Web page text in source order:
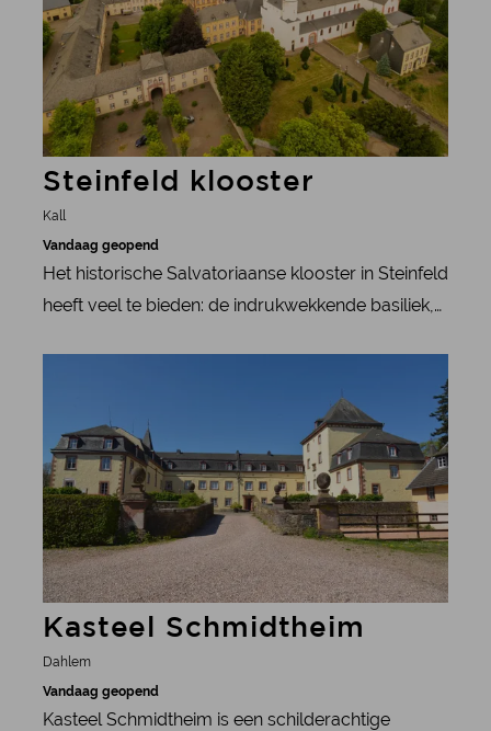
Steinfeld klooster
Kall
Vandaag geopend
Het historische Salvatoriaanse klooster in Steinfeld
heeft veel te bieden: de indrukwekkende basiliek,
Kasteel Schmidtheim
Dahlem
Vandaag geopend
Kasteel Schmidtheim is een schilderachtige